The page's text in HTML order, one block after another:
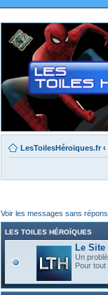
LesToilesHéroïques.fr ‹
Voir les messages sans
LES TOILES HÉROÏQUES
Le Site
Un
Pour